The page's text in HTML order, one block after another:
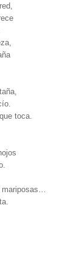
toca.